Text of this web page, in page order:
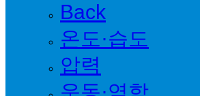
Back
온도·습도
압력